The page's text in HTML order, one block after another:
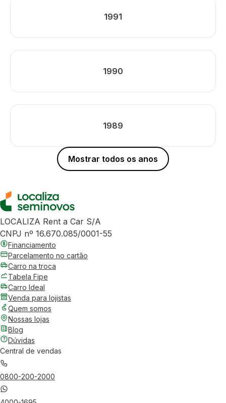
1991
1990
1989
Mostrar todos os anos
LOCALIZA Rent a Car S/A
CNPJ nº 16.670.085/0001-55
Financiamento
Parcelamento no cartão
Carro na troca
Tabela Fipe
Carro Ideal
Venda para lojistas
Quem somos
Nossas lojas
Blog
Dúvidas
Central de vendas
0800-200-2000